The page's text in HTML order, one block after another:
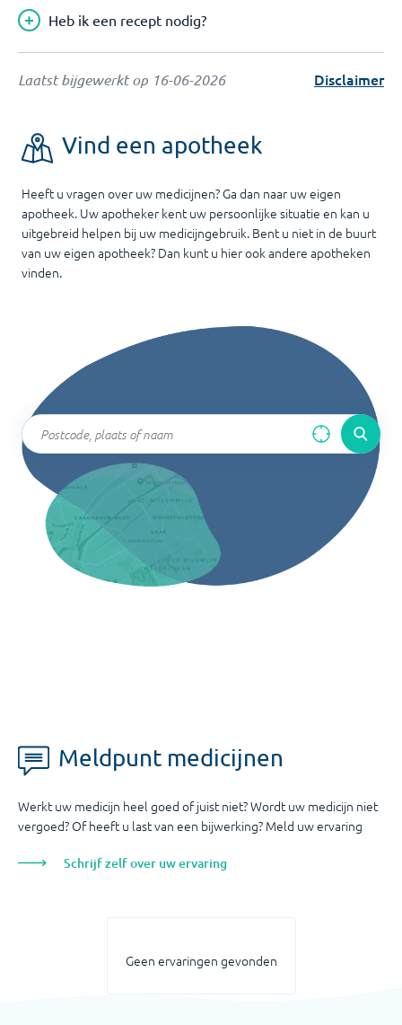
Heb ik een recept nodig?
Laatst bijgewerkt op 16-06-2026 Disclaimer
Vind een apotheek
Heeft u vragen over uw medicijnen? Ga dan naar uw eigen
apotheek. Uw apotheker kent uw persoonlijke situatie en kan u
uitgebreid helpen bij uw medicijngebruik. Bent u niet in de buurt
van uw eigen apotheek? Dan kunt u hier ook andere apotheken
vinden.
Meldpunt medicijnen
Werkt uw medicijn heel goed of juist niet? Wordt uw medicijn niet
vergoed? Of heeft u last van een bijwerking? Meld uw ervaring
Schrijf zelf over uw ervaring
Geen ervaringen gevonden